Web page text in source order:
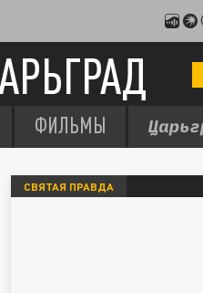
ФИЛЬМЫ
СВЯТАЯ ПРАВДА